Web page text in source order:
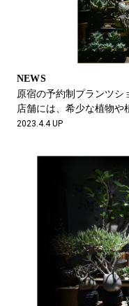
#GH 銘品の所以
#Commune H
#ととけん
#LIFESTYLE
#SPORTS
NEWS
原宿の予約制プランツシ
店舗には、希少な植物や
2023.4.4 UP